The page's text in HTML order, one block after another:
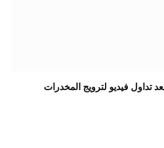
متهمين بعد تداول فيديو لترويج المخدرات